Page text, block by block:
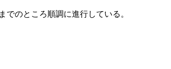
でのところ順調に進行している。